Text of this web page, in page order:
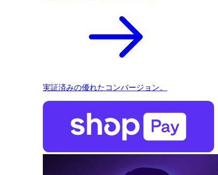
実証済みの優れたコンバージョン。